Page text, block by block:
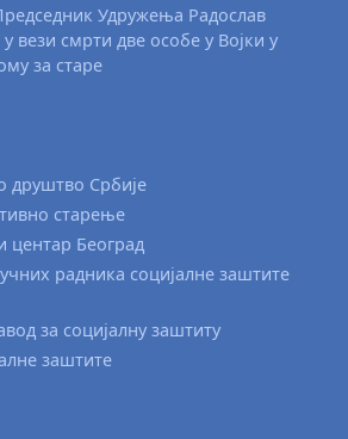
Удружења Радослав
вези смрти две особе у Војки у
за старе
друштво Србије
старење
центар Београд
радника социјалне заштите
за социјалну заштиту
заштите